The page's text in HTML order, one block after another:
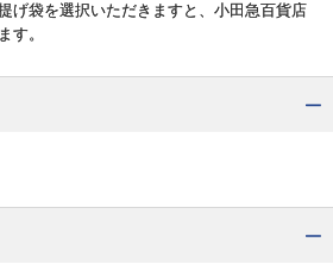
げ袋を選択いただきますと、小田急百貨店
す。